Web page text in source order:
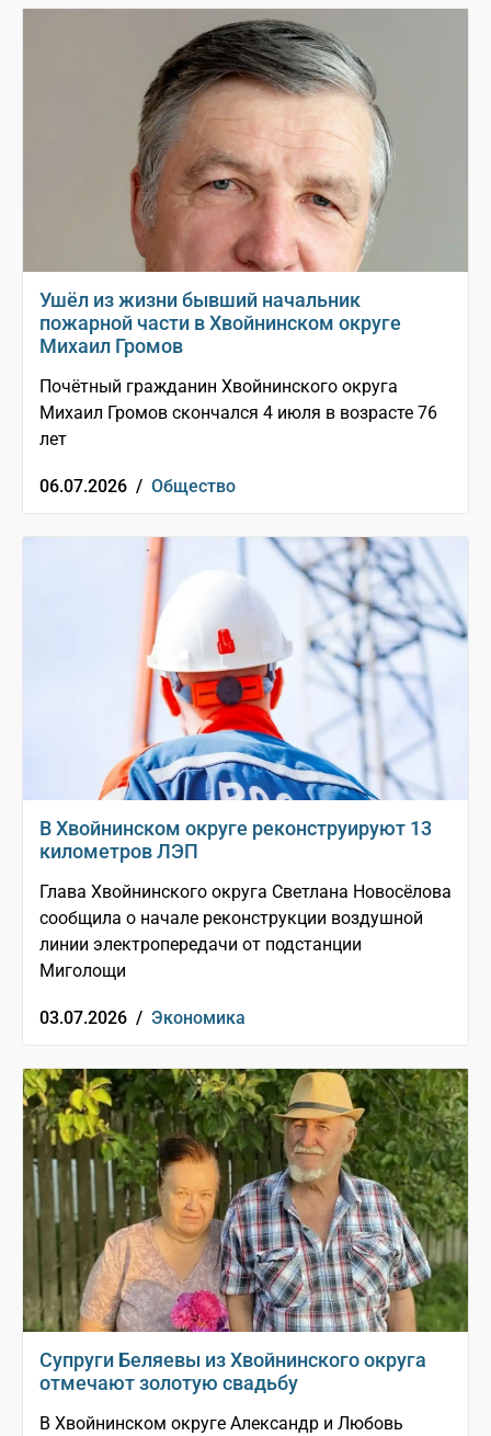
Ушёл из жизни бывший начальник
пожарной части в Хвойнинском округе
Михаил Громов
Почётный гражданин Хвойнинского округа
Михаил Громов скончался 4 июля в возрасте 76
лет
06.07.2026 / Общество
В Хвойнинском округе реконструируют 13
километров ЛЭП
Глава Хвойнинского округа Светлана Новосёлова
сообщила о начале реконструкции воздушной
линии электропередачи от подстанции
Миголощи
03.07.2026 / Экономика
Супруги Беляевы из Хвойнинского округа
отмечают золотую свадьбу
В Хвойнинском округе Александр и Любовь